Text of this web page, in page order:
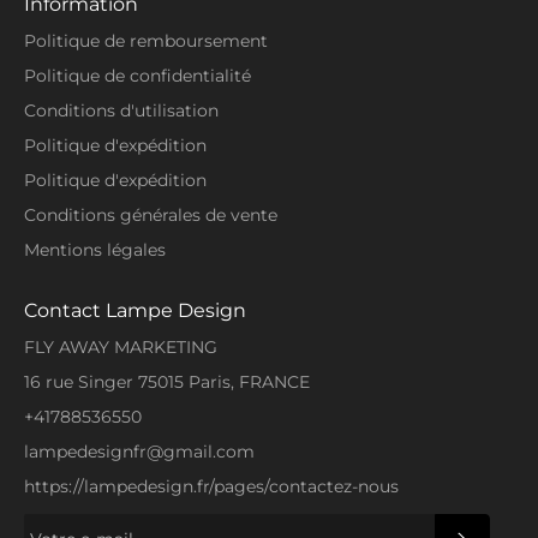
Politique de remboursement
Politique de confidentialité
Conditions d'utilisation
Politique d'expédition
Politique d'expédition
Conditions générales de vente
Mentions légales
Contact Lampe Design
FLY AWAY MARKETING
16 rue Singer 75015 Paris, FRANCE
+41788536550
lampedesignfr@gmail.com
https://lampedesign.fr/pages/contactez-nous